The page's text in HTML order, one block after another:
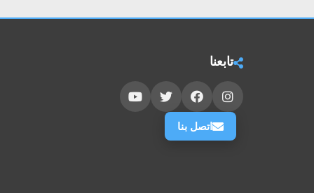
تابعنا
اتصل بنا